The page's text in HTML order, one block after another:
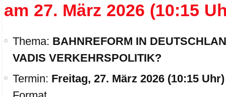
am 27. März 2026 (10:15
Thema: BAHNREFORM IN
VADIS VERKEHRSPOLITIK?
Termin: Freitag, 27. März 2026 (10:15 Uhr)